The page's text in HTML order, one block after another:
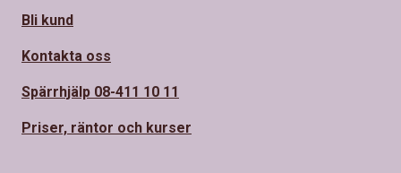
Bli kund
Kontakta oss
Spärrhjälp 08-411 10 11
Priser, räntor och kurser